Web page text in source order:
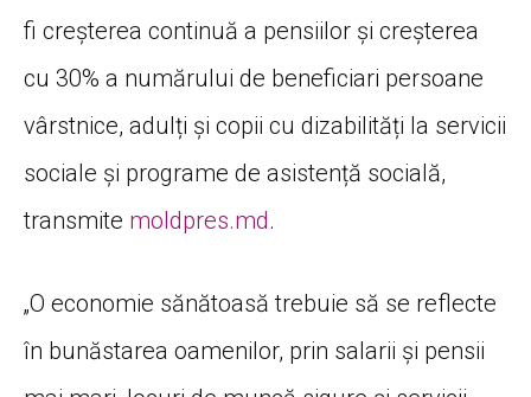
fi creșterea continuă a pensiilor și creșterea
cu 30% a numărului de beneficiari persoane
vârstnice, adulți și copii cu dizabilități la servicii
sociale și programe de asistență socială,
transmite moldpres.md.
„O economie sănătoasă trebuie să se reflecte
în bunăstarea oamenilor, prin salarii și pensii